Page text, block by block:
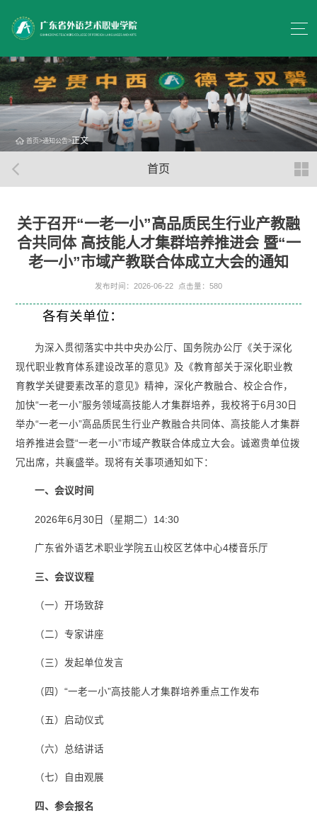
首页>通知公告>正文
首页
关于召开“一老一小”高品质民生行业产教融
合共同体 高技能人才集群培养推进会 暨“一
老一小”市域产教联合体成立大会的通知
发布时间：2026-06-22 点击量：580
各有关单位：
为深入贯彻落实中共中央办公厅、国务院办公厅《关于深化
现代职业教育体系建设改革的意见》及《教育部关于深化职业教
育教学关键要素改革的意见》精神，深化产教融合、校企合作，
加快“一老一小”服务领域高技能人才集群培养，我校将于6月30日
举办“一老一小”高品质民生行业产教融合共同体、高技能人才集群
培养推进会暨“一老一小”市域产教联合体成立大会。诚邀贵单位拨
冗出席，共襄盛举。现将有关事项通知如下：
一、会议时间
2026年6月30日（星期二）14:30
广东省外语艺术职业学院五山校区艺体中心4楼音乐厅
三、会议议程
（一）开场致辞
（二）专家讲座
（三）发起单位发言
（四）“一老一小”高技能人才集群培养重点工作发布
（五）启动仪式
（六）总结讲话
（七）自由观展
四、参会报名